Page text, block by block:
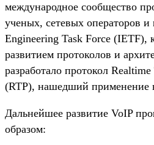
международное сообщество
ученых, сетевых операторов
Engineering Task Force (IETF),
развитием протоколов и
разработало протокол
(RTP), нашедший применение
Дальнейшее развитие VoIP
образом: